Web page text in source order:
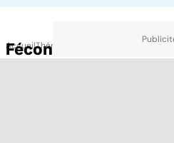
AccueilThématiques
Fécondation artificielle